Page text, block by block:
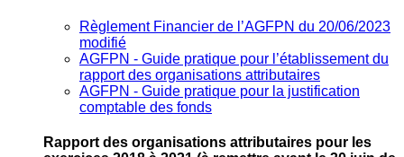
Règlement Financier de l’AGFPN du 20/06/2023
modifié
AGFPN ‐ Guide pratique pour l’établissement du
rapport des organisations attributaires
AGFPN ‐ Guide pratique pour la justification
comptable des fonds
Rapport des organisations attributaires pour les